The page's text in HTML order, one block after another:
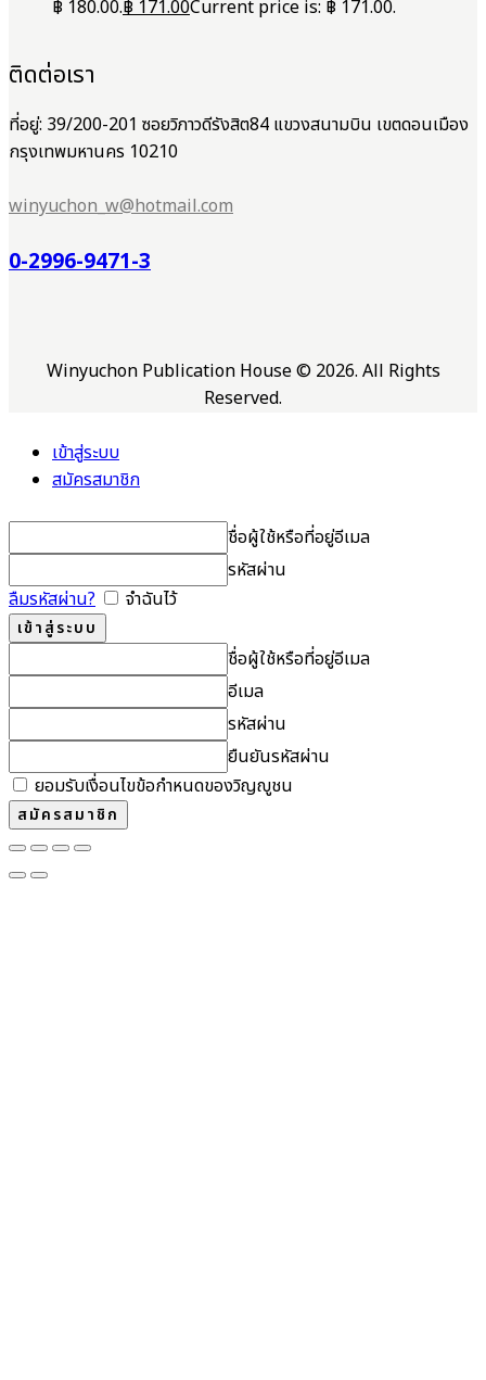
฿ 180.00.฿171.00Current price is: ฿ 171.00.
ติดต่อเรา
ที่อยู่: 39/200-201 ซอยวิภาวดีรังสิต84 แขวงสนามบิน เขตดอนเมือง
กรุงเทพมหานคร 10210
winyuchon_w@hotmail.com
0-2996-9471-3
Winyuchon Publication House © 2026. All Rights
Reserved.
เข้าสู่ระบบ
สมัครสมาชิก
ชื่อผู้ใช้หรือที่อยู่อีเมล
รหัสผ่าน
ลืมรหัสผ่าน?
จำฉันไว้
ชื่อผู้ใช้หรือที่อยู่อีเมล
อีเมล
รหัสผ่าน
ยืนยันรหัสผ่าน
ยอมรับเงื่อนไขข้อกำหนดของวิญญูชน